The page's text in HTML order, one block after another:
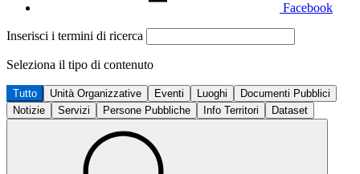
Facebook
Inserisci i termini di ricerca
Seleziona il tipo di contenuto
Tutto Unità Organizzative Eventi Luoghi
Documenti Pubblici
Notizie
Servizi Persone Pubbliche Info Territori Dataset